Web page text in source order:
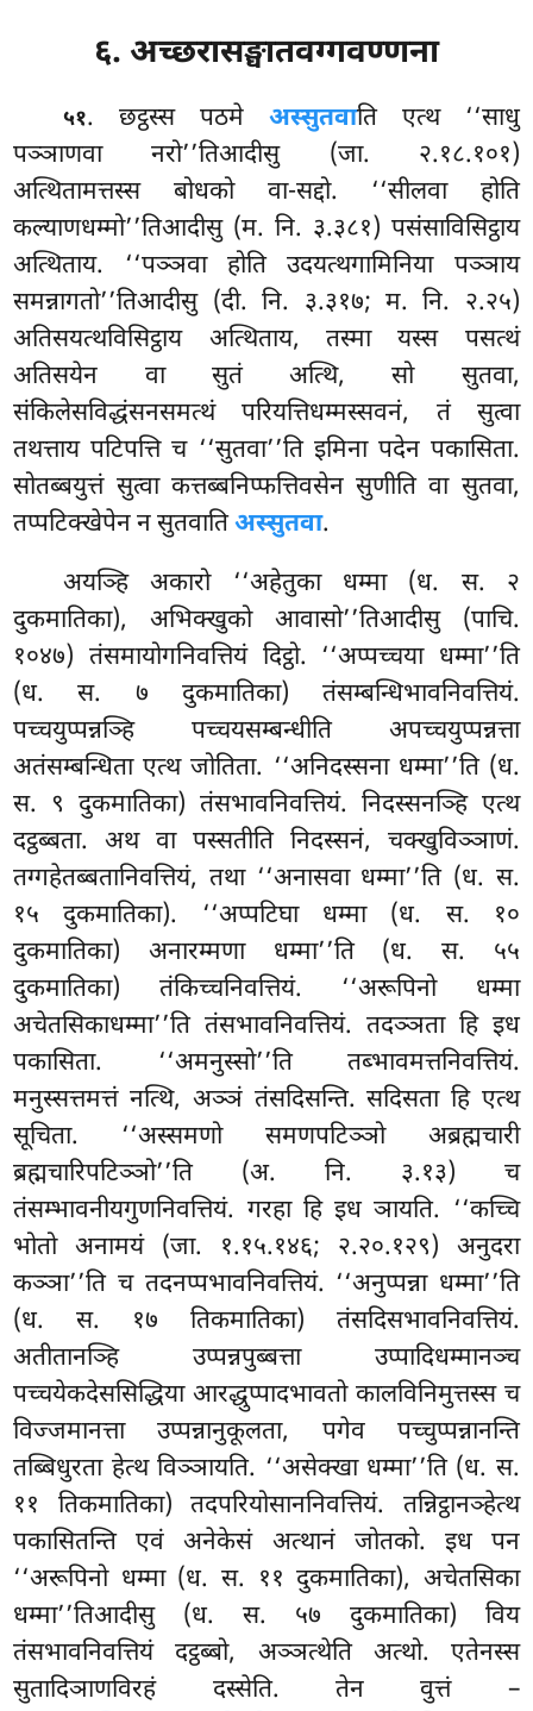
६. अच्छरासङ्घातवग्गवण्णना
५१. छट्ठस्स पठमे अस्सुतवाति एत्थ ‘‘साधु
पञ्ञाणवा नरो’’तिआदीसु (जा. २.१८.१०१)
अत्थितामत्तस्स बोधको वा-सद्दो. ‘‘सीलवा होति
कल्याणधम्मो’’तिआदीसु (म. नि. ३.३८१) पसंसाविसिट्ठाय
अत्थिताय. ‘‘पञ्ञवा होतिउदयत्थगामिनिया पञ्ञाय
समन्नागतो’’तिआदीसु (दी. नि. ३.३१७; म. नि. २.२५)
अतिसयत्थविसिट्ठाय अत्थिताय, तस्मा यस्स पसत्थं
अतिसयेन वा सुतं अत्थि, सो सुतवा,
संकिलेसविद्धंसनसमत्थं परियत्तिधम्मस्सवनं, तं सुत्वा
तथत्ताय पटिपत्ति च ‘‘सुतवा’’ति इमिना पदेन पकासिता.
सोतब्बयुत्तं सुत्वा कत्तब्बनिप्फत्तिवसेन सुणीति वा सुतवा,
तप्पटिक्खेपेन न सुतवातिअस्सुतवा.
अयञ्हि अकारो ‘‘अहेतुका धम्मा (ध. स. २
दुकमातिका), अभिक्खुको आवासो’’तिआदीसु (पाचि.
१०४७) तंसमायोगनिवत्तियं दिट्ठो. ‘‘अप्पच्चया धम्मा’’ति
(ध. स. ७ दुकमातिका) तंसम्बन्धिभावनिवत्तियं.
पच्चयुप्पन्नञ्हि पच्चयसम्बन्धीति अपच्चयुप्पन्नत्ता
अतंसम्बन्धिता एत्थ जोतिता. ‘‘अनिदस्सना धम्मा’’ति (ध.
स. ९ दुकमातिका) तंसभावनिवत्तियं. निदस्सनञ्हि एत्थ
दट्ठब्बता. अथ वा पस्सतीति निदस्सनं, चक्खुविञ्ञाणं.
तग्गहेतब्बतानिवत्तियं, तथा ‘‘अनासवा धम्मा’’ति (ध. स.
१५ दुकमातिका). ‘‘अप्पटिघा धम्मा (ध. स. १०
दुकमातिका) अनारम्मणा धम्मा’’ति (ध. स. ५५
दुकमातिका) तंकिच्चनिवत्तियं. ‘‘अरूपिनो धम्मा
अचेतसिकाधम्मा’’ति तंसभावनिवत्तियं. तदञ्ञता हि इध
पकासिता. ‘‘अमनुस्सो’’ति तब्भावमत्तनिवत्तियं.
मनुस्सत्तमत्तं नत्थि, अञ्ञं तंसदिसन्ति. सदिसता हि एत्थ
सूचिता. ‘‘अस्समणो समणपटिञ्ञो अब्रह्मचारी
ब्रह्मचारिपटिञ्ञो’’ति (अ. नि. ३.१३) च
तंसम्भावनीयगुणनिवत्तियं. गरहा हि इध ञायति. ‘‘कच्चि
भोतो अनामयं (जा. १.१५.१४६; २.२०.१२९) अनुदरा
कञ्ञा’’ति च तदनप्पभावनिवत्तियं. ‘‘अनुप्पन्ना धम्मा’’ति
(ध. स. १७ तिकमातिका) तंसदिसभावनिवत्तियं.
अतीतानञ्हि उप्पन्नपुब्बत्ता उप्पादिधम्मानञ्च
पच्चयेकदेससिद्धिया आरद्धुप्पादभावतो कालविनिमुत्तस्स च
विज्जमानत्ता उप्पन्नानुकूलता, पगेव पच्चुप्पन्नानन्ति
तब्बिधुरता हेत्थ विञ्ञायति. ‘‘असेक्खा धम्मा’’ति (ध. स.
११ तिकमातिका) तदपरियोसाननिवत्तियं. तन्निट्ठानञ्हेत्थ
पकासितन्ति एवं अनेकेसं अत्थानं जोतको. इध पन
‘‘अरूपिनो धम्मा (ध. स. ११ दुकमातिका), अचेतसिका
धम्मा’’तिआदीसु (ध. स. ५७ दुकमातिका) विय
तंसभावनिवत्तियं दट्ठब्बो, अञ्ञत्थेति अत्थो. एतेनस्स
सुतादिञाणविरहं दस्सेति. तेन वुत्तं –